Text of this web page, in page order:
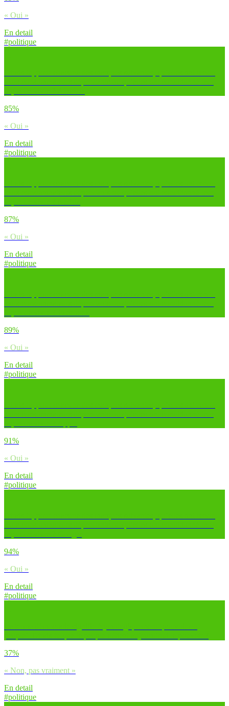
« Oui »
En detail
#politique
85%
« Oui »
En detail
#politique
87%
« Oui »
En detail
#politique
89%
« Oui »
En detail
#politique
91%
« Oui »
En detail
#politique
94%
« Oui »
En detail
#politique
37%
« Non, pas vraiment »
En detail
#politique